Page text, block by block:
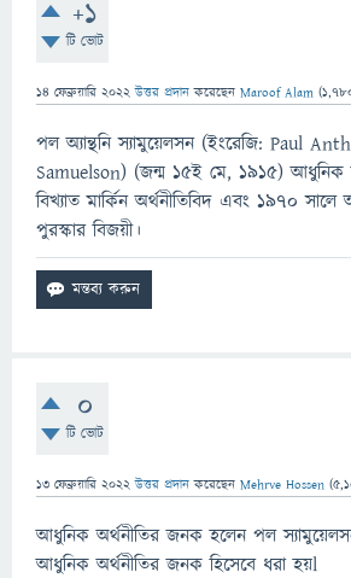
+1
টি ভোট
14 ফেব্রুয়ারি 2022 উত্তর প্রদান করেছেন Maroof Alam (
পল অ্যান্থনি স্যামুয়েলসন (ইংরেজি: Paul
Samuelson) (জন্ম ১৫ই মে, ১৯১৫) আধুনিক
বিখ্যাত মার্কিন অর্থনীতিবিদ এবং ১৯৭০ সালে
পুরস্কার বিজয়ী।
0
টি ভোট
13 ফেব্রুয়ারি 2022 উত্তর প্রদান করেছেন Mehrve Hossen (
আধুনিক অর্থনীতির জনক হলেন পল
আধুনিক অর্থনীতির জনক হিসেবে ধরা হয়l